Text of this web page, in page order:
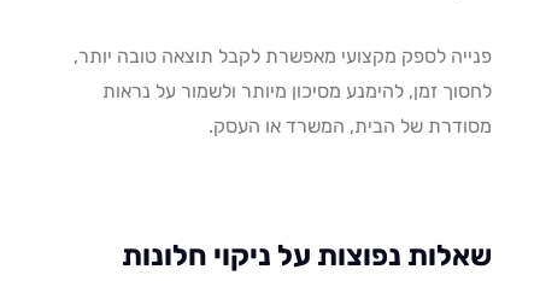
לספק מקצועי מאפשרת לקבל תוצאה טובה יותר,
זמן, להימנע מסיכון מיותר ולשמור על נראות
של הבית, המשרד או העסק.
נפוצות על ניקוי חלונות